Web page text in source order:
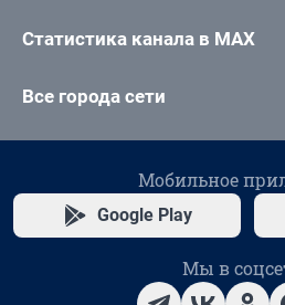
Статистика канала в MAX
Все города сети
Мобильное
Google Play
Мы в